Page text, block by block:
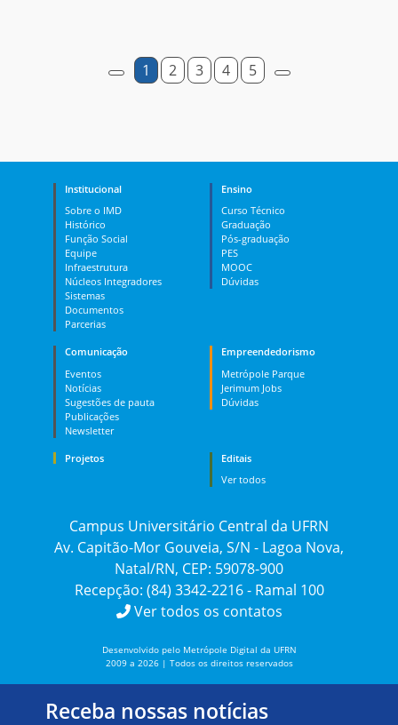
1 2 3 4 5
Institucional
Sobre o IMD
Histórico
Função Social
Equipe
Infraestrutura
Núcleos Integradores
Sistemas
Documentos
Parcerias
Ensino
Curso Técnico
Graduação
Pós-graduação
PES
MOOC
Dúvidas
Comunicação
Eventos
Notícias
Sugestões de pauta
Publicações
Newsletter
Empreendedorismo
Metrópole Parque
Jerimum Jobs
Dúvidas
Projetos
Editais
Ver todos
Campus Universitário Central da UFRN
Av. Capitão-Mor Gouveia, S/N - Lagoa Nova,
Natal/RN, CEP: 59078-900
Recepção: (84) 3342-2216 - Ramal 100
Ver todos os contatos
Desenvolvido pelo Metrópole Digital da UFRN
2009 a 2026 | Todos os direitos reservados
Receba nossas notícias